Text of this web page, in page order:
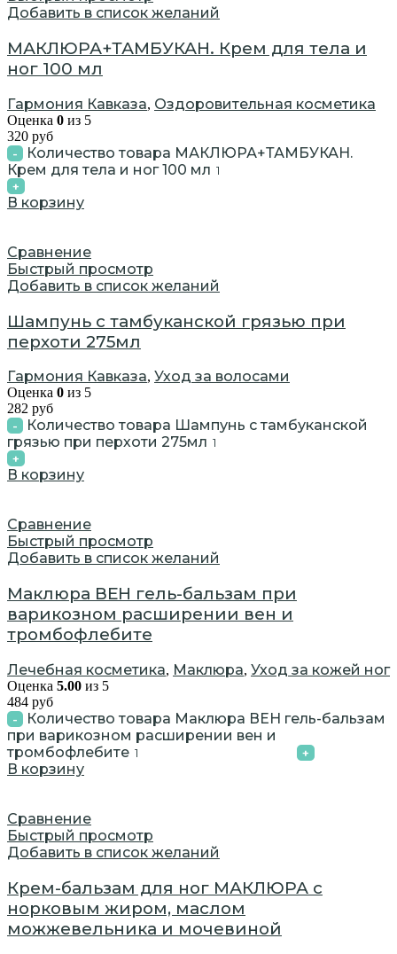
Добавить в список желаний
МАКЛЮРА+ТАМБУКАН. Крем для тела и
ног 100 мл
Гармония Кавказа, Оздоровительная косметика
Оценка 0 из 5
320 руб
Количество товара МАКЛЮРА+ТАМБУКАН.
Крем для тела и ног 100 мл
В корзину
Сравнение
Быстрый просмотр
Добавить в список желаний
Шампунь с тамбуканской грязью при
перхоти 275мл
Гармония Кавказа, Уход за волосами
Оценка 0 из 5
282 руб
Количество товара Шампунь с тамбуканской
грязью при перхоти 275мл
В корзину
Сравнение
Быстрый просмотр
Добавить в список желаний
Маклюра ВЕН гель-бальзам при
варикозном расширении вен и
тромбофлебите
Лечебная косметика, Маклюра, Уход за кожей ног
Оценка 5.00 из 5
484 руб
Количество товара Маклюра ВЕН гель-бальзам
при варикозном расширении вен и
тромбофлебите
В корзину
Сравнение
Быстрый просмотр
Добавить в список желаний
Крем-бальзам для ног МАКЛЮРА с
норковым жиром, маслом
можжевельника и мочевиной